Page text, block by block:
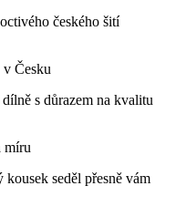
českého šití
v Česku
s důrazem na kvalitu
míru
kousek seděl přesně vám